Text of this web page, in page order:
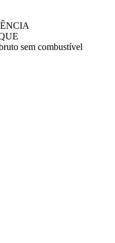
sem combustível